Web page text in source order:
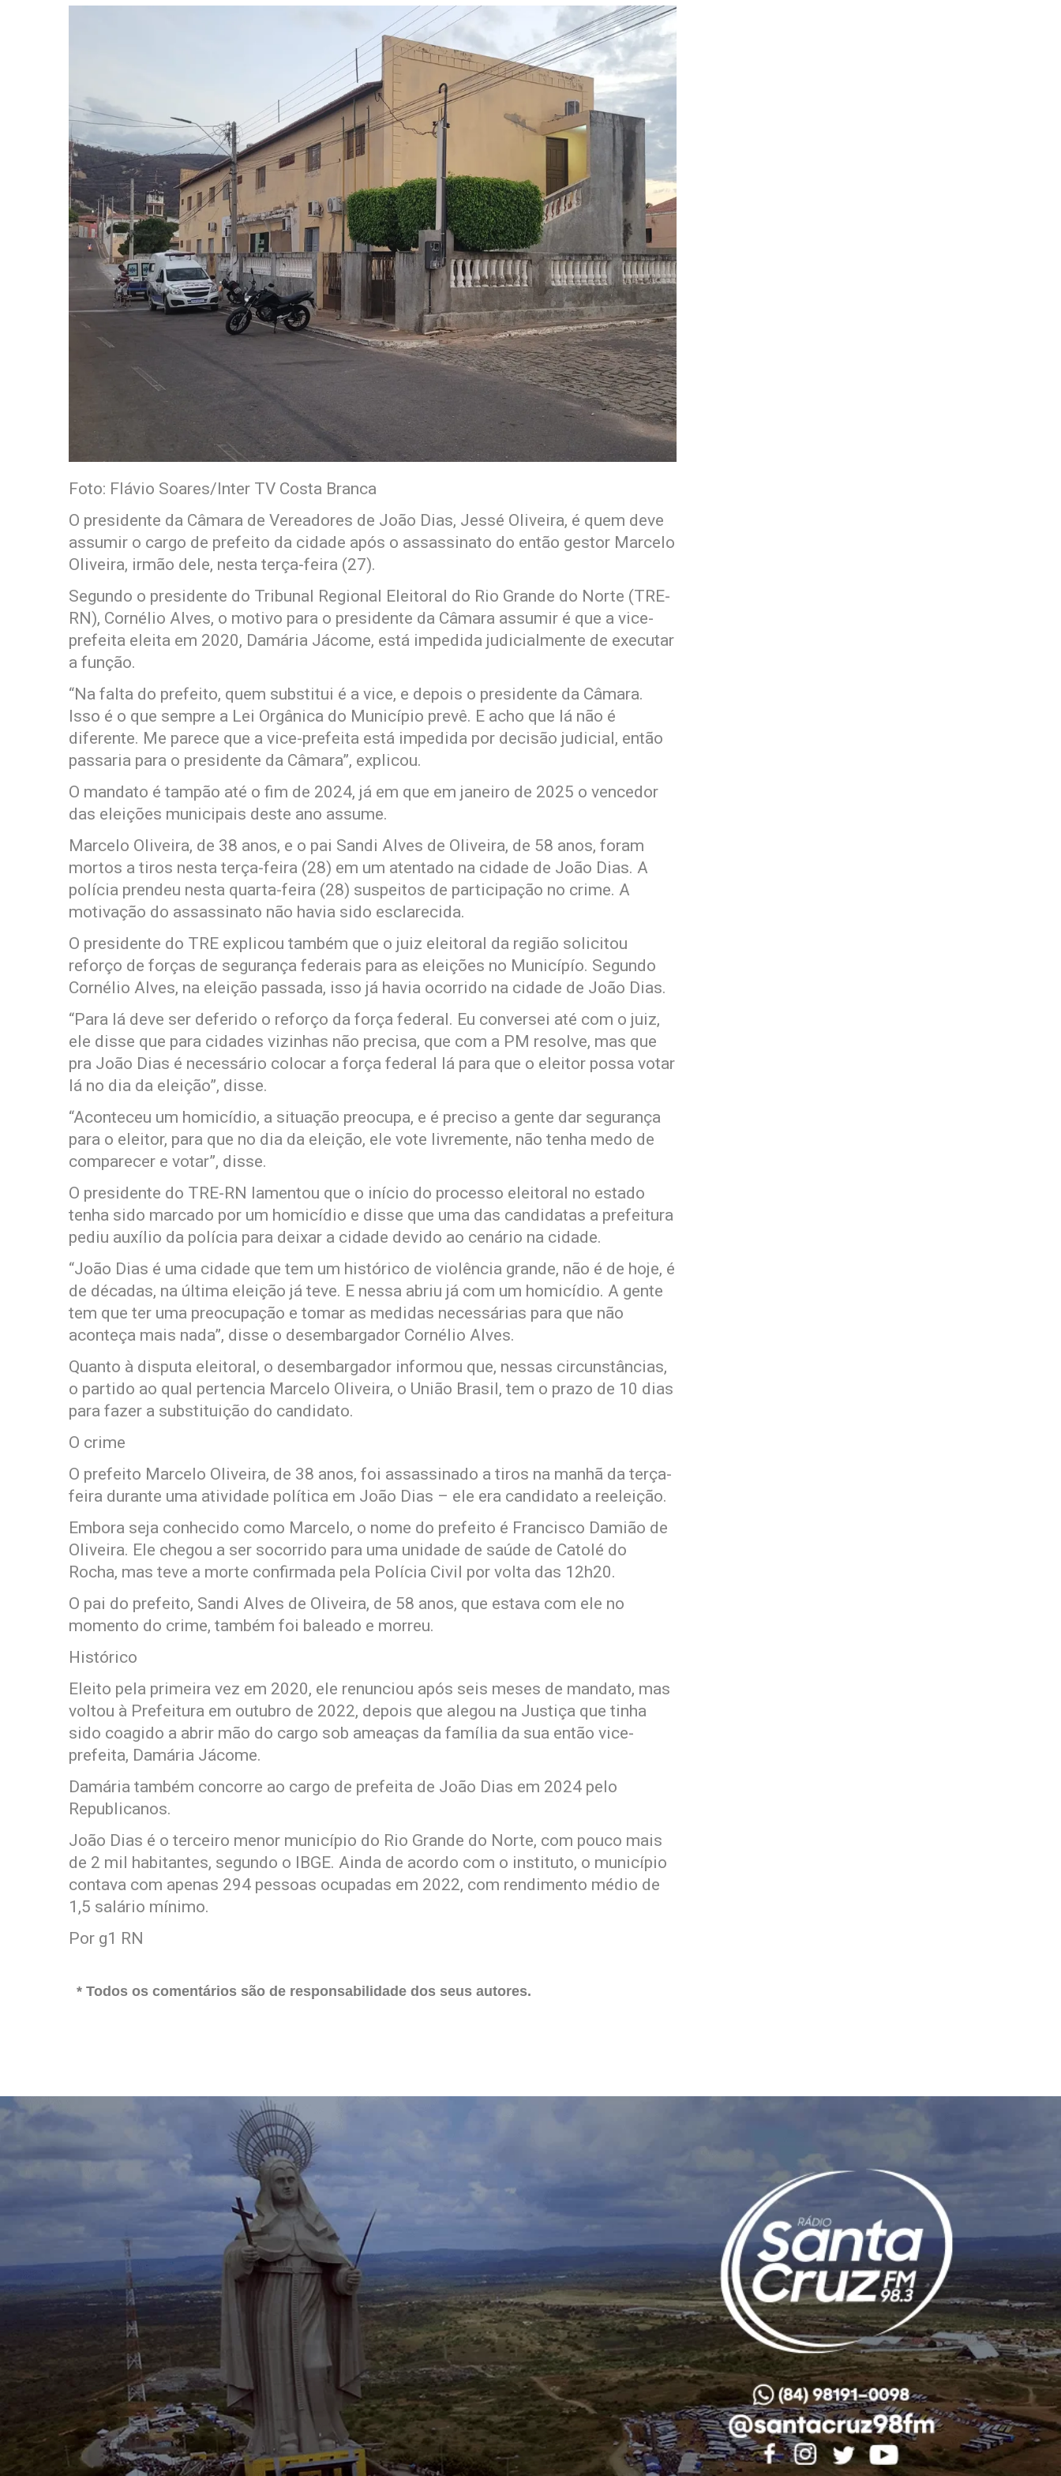
Foto: Flávio Soares/Inter TV Costa Branca
O presidente da Câmara de Vereadores de João Dias, Jessé Oliveira, é quem deve
assumir o cargo de prefeito da cidade após o assassinato do então gestor Marcelo
Oliveira, irmão dele, nesta terça-feira (27).
Segundo o presidente do Tribunal Regional Eleitoral do Rio Grande do Norte (TRE-
RN), Cornélio Alves, o motivo para o presidente da Câmara assumir é que a vice-
prefeita eleita em 2020, Damária Jácome, está impedida judicialmente de executar
a função.
“Na falta do prefeito, quem substitui é a vice, e depois o presidente da Câmara.
Isso é o que sempre a Lei Orgânica do Município prevê. E acho que lá não é
diferente. Me parece que a vice-prefeita está impedida por decisão judicial, então
passaria para o presidente da Câmara”, explicou.
O mandato é tampão até o fim de 2024, já em que em janeiro de 2025 o vencedor
das eleições municipais deste ano assume.
Marcelo Oliveira, de 38 anos, e o pai Sandi Alves de Oliveira, de 58 anos, foram
mortos a tiros nesta terça-feira (28) em um atentado na cidade de João Dias. A
polícia prendeu nesta quarta-feira (28) suspeitos de participação no crime. A
motivação do assassinato não havia sido esclarecida.
O presidente do TRE explicou também que o juiz eleitoral da região solicitou
reforço de forças de segurança federais para as eleições no Municípío. Segundo
Cornélio Alves, na eleição passada, isso já havia ocorrido na cidade de João Dias.
“Para lá deve ser deferido o reforço da força federal. Eu conversei até com o juiz,
ele disse que para cidades vizinhas não precisa, que com a PM resolve, mas que
pra João Dias é necessário colocar a força federal lá para que o eleitor possa votar
lá no dia da eleição”, disse.
“Aconteceu um homicídio, a situação preocupa, e é preciso a gente dar segurança
para o eleitor, para que no dia da eleição, ele vote livremente, não tenha medo de
comparecer e votar”, disse.
O presidente do TRE-RN lamentou que o início do processo eleitoral no estado
tenha sido marcado por um homicídio e disse que uma das candidatas a prefeitura
pediu auxílio da polícia para deixar a cidade devido ao cenário na cidade.
“João Dias é uma cidade que tem um histórico de violência grande, não é de hoje, é
de décadas, na última eleição já teve. E nessa abriu já com um homicídio. A gente
tem que ter uma preocupação e tomar as medidas necessárias para que não
aconteça mais nada”, disse o desembargador Cornélio Alves.
Quanto à disputa eleitoral, o desembargador informou que, nessas circunstâncias,
o partido ao qual pertencia Marcelo Oliveira, o União Brasil, tem o prazo de 10 dias
para fazer a substituição do candidato.
O crime
O prefeito Marcelo Oliveira, de 38 anos, foi assassinado a tiros na manhã da terça-
feira durante uma atividade política em João Dias – ele era candidato a reeleição.
Embora seja conhecido como Marcelo, o nome do prefeito é Francisco Damião de
Oliveira. Ele chegou a ser socorrido para uma unidade de saúde de Catolé do
Rocha, mas teve a morte confirmada pela Polícia Civil por volta das 12h20.
O pai do prefeito, Sandi Alves de Oliveira, de 58 anos, que estava com ele no
momento do crime, também foi baleado e morreu.
Histórico
Eleito pela primeira vez em 2020, ele renunciou após seis meses de mandato, mas
voltou à Prefeitura em outubro de 2022, depois que alegou na Justiça que tinha
sido coagido a abrir mão do cargo sob ameaças da família da sua então vice-
prefeita, Damária Jácome.
Damária também concorre ao cargo de prefeita de João Dias em 2024 pelo
Republicanos.
João Dias é o terceiro menor município do Rio Grande do Norte, com pouco mais
de 2 mil habitantes, segundo o IBGE. Ainda de acordo com o instituto, o município
contava com apenas 294 pessoas ocupadas em 2022, com rendimento médio de
1,5 salário mínimo.
Por g1 RN
* Todos os comentários são de responsabilidade dos seus autores.